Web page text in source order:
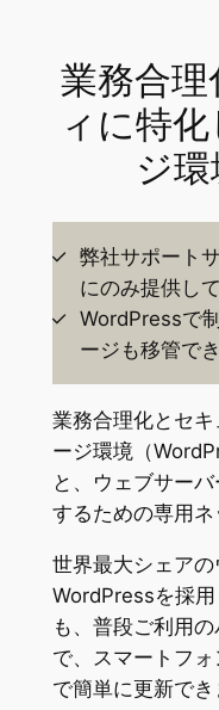
業務合
ィに特
ジ
弊社サポート
にのみ提供し
WordPressで
ージも移管で
業務合理化とセ
ージ環境（
と、ウェブサー
するための専用
世界最大シェア
WordPressを採
も、普段ご利用
で、スマートフ
で簡単に更新でき